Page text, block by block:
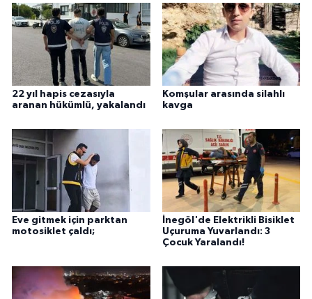
22 yıl hapis cezasıyla
aranan hükümlü, yakalandı
Komşular arasında silahlı
kavga
Eve gitmek için parktan
motosiklet çaldı;
İnegöl'de Elektrikli Bisiklet
Uçuruma Yuvarlandı: 3
Çocuk Yaralandı!